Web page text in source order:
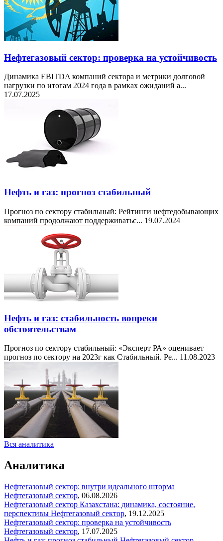
Нефтегазовый сектор: проверка на устойчивость
Динамика EBITDA компаний сектора и метрики долговой
нагрузки по итогам 2024 года в рамках ожиданий а...
17.07.2025
Нефть и газ: прогноз стабильный
Прогноз по сектору стабильный: Рейтинги нефтедобывающих
компаний продолжают поддерживатьс... 19.07.2024
Нефть и газ: стабильность вопреки
обстоятельствам
Прогноз по сектору стабильный: «Эксперт РА» оценивает
прогноз по сектору на 2023г как Стабильный. Ре... 11.08.2023
Вся аналитика
Аналитика
Нефтегазовый сектор: внутри идеального шторма
Нефтегазовый сектор, 06.08.2026
Нефтегазовый сектор Казахстана: динамика, состояние,
перспективы Нефтегазовый сектор, 19.12.2025
Нефтегазовый сектор: проверка на устойчивость
Нефтегазовый сектор, 17.07.2025